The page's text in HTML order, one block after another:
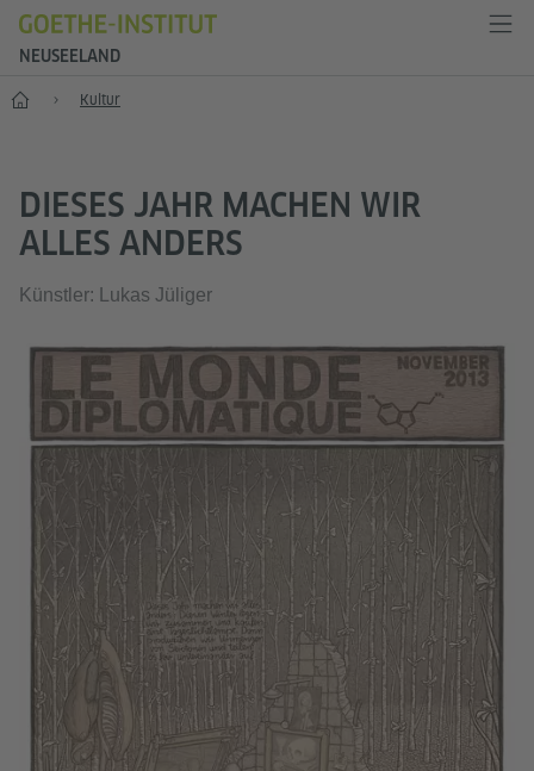
NEUSEELAND
Start Kultur
DIESES JAHR MACHEN WIR
ALLES ANDERS
Künstler: Lukas Jüliger